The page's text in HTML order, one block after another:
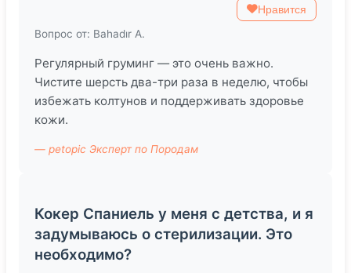
Нравится
Вопрос от: Bahadır A.
Регулярный груминг — это очень важно.
Чистите шерсть два-три раза в неделю, чтобы
избежать колтунов и поддерживать здоровье
кожи.
— petopic Эксперт по Породам
Кокер Спаниель у меня с детства, и я
задумываюсь о стерилизации. Это
необходимо?